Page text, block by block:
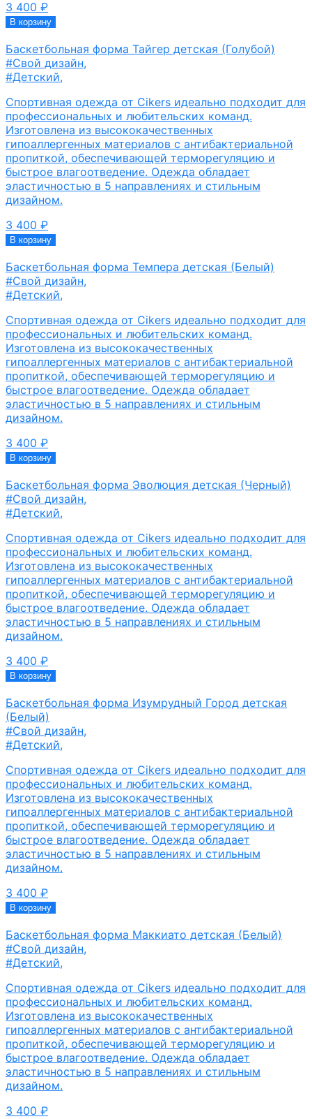
3 400 ₽
В корзину
Баскетбольная форма Тайгер детская (Голубой)
#Свой дизайн,
#Детский,
Спортивная одежда от Cikers идеально подходит для
профессиональных и любительских команд.
Изготовлена из высококачественных
гипоаллергенных материалов с антибактериальной
пропиткой, обеспечивающей терморегуляцию и
быстрое влагоотведение. Одежда обладает
эластичностью в 5 направлениях и стильным
дизайном.
3 400 ₽
В корзину
Баскетбольная форма Темпера детская (Белый)
#Свой дизайн,
#Детский,
Спортивная одежда от Cikers идеально подходит для
профессиональных и любительских команд.
Изготовлена из высококачественных
гипоаллергенных материалов с антибактериальной
пропиткой, обеспечивающей терморегуляцию и
быстрое влагоотведение. Одежда обладает
эластичностью в 5 направлениях и стильным
дизайном.
3 400 ₽
В корзину
Баскетбольная форма Эволюция детская (Черный)
#Свой дизайн,
#Детский,
Спортивная одежда от Cikers идеально подходит для
профессиональных и любительских команд.
Изготовлена из высококачественных
гипоаллергенных материалов с антибактериальной
пропиткой, обеспечивающей терморегуляцию и
быстрое влагоотведение. Одежда обладает
эластичностью в 5 направлениях и стильным
дизайном.
3 400 ₽
В корзину
Баскетбольная форма Изумрудный Город детская
(Белый)
#Свой дизайн,
#Детский,
Спортивная одежда от Cikers идеально подходит для
профессиональных и любительских команд.
Изготовлена из высококачественных
гипоаллергенных материалов с антибактериальной
пропиткой, обеспечивающей терморегуляцию и
быстрое влагоотведение. Одежда обладает
эластичностью в 5 направлениях и стильным
дизайном.
3 400 ₽
В корзину
Баскетбольная форма Маккиато детская (Белый)
#Свой дизайн,
#Детский,
Спортивная одежда от Cikers идеально подходит для
профессиональных и любительских команд.
Изготовлена из высококачественных
гипоаллергенных материалов с антибактериальной
пропиткой, обеспечивающей терморегуляцию и
быстрое влагоотведение. Одежда обладает
эластичностью в 5 направлениях и стильным
дизайном.
3 400 ₽